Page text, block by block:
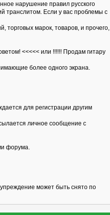
нарушение правил русского
транслитом. Если у вас проблемы с
марок, товаров, и прочего,
<<<<< или !!!!!! Продам гитару
более одного экрана.
для регистрации другим
личное сообщение с
форума.
может быть снято по